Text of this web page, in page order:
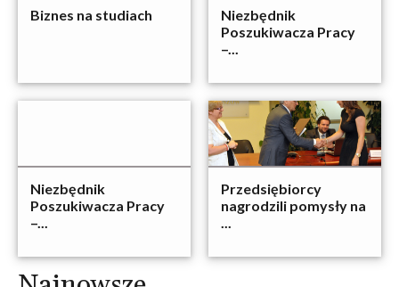
Biznes na studiach
Niezbędnik
Poszukiwacza Pracy
–...
Niezbędnik
Poszukiwacza Pracy
–...
Przedsiębiorcy
nagrodzili pomysły na
...